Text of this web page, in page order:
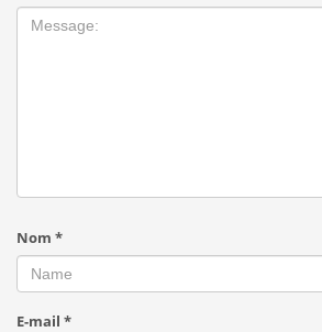
Nom *
E-mail *